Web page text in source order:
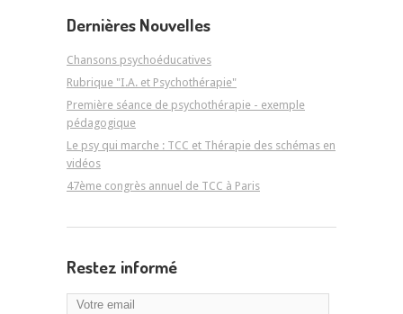
Dernières Nouvelles
Chansons psychoéducatives
Rubrique "I.A. et Psychothérapie"
Première séance de psychothérapie - exemple
pédagogique
Le psy qui marche : TCC et Thérapie des schémas en
vidéos
47ème congrès annuel de TCC à Paris
Restez informé